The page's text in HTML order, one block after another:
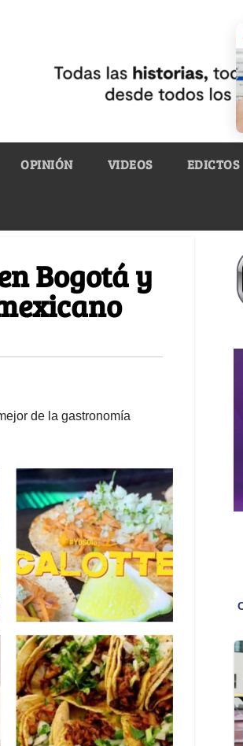
OPINIÓN VIDEOS EDICTOS
Bogotá y
de la gastronomía